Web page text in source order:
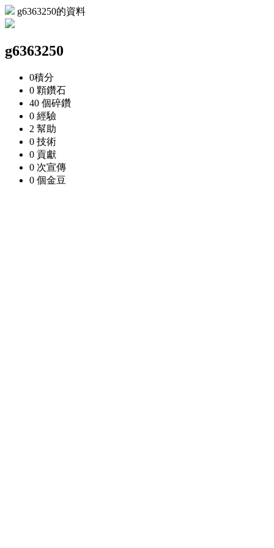
g6363250的資料
g6363250
0積分
0 顆鑽石
40 個碎鑽
0 經驗
2 幫助
0 技術
0 貢獻
0 次宣傳
0 個金豆